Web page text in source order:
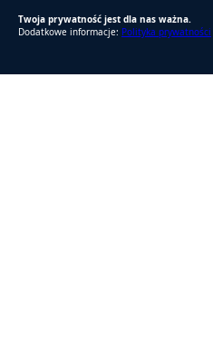
Twoja prywatność jest dla nas ważna.
Dodatkowe informacje: Polityka prywatności